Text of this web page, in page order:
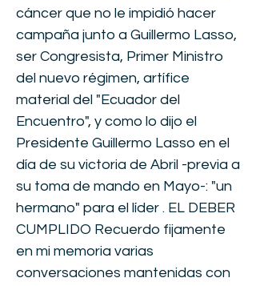
cáncer que no le impidió hacer
campaña junto a Guillermo Lasso,
ser Congresista, Primer Ministro
del nuevo régimen, artífice
material del "Ecuador del
Encuentro", y como lo dijo el
Presidente Guillermo Lasso en el
día de su victoria de Abril -previa a
su toma de mando en Mayo-: "un
hermano" para el líder . EL DEBER
CUMPLIDO Recuerdo fijamente
en mi memoria varias
conversaciones mantenidas con